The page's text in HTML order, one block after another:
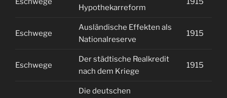
Hypothekarreform
Eschwege
Ausländische Effekten als
Nationalreserve
1915
Eschwege
Der städtische Realkredit
nach dem Kriege
1915
Die deutschen